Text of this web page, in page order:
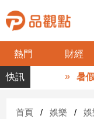
熱門 財經
品
觀
財
暑假
首頁 娛樂 娛